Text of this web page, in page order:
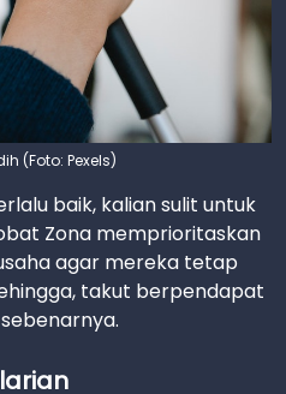
(Foto: Pexels)
baik, kalian sulit untuk
Zona memprioritaskan
agar mereka tetap
takut berpendapat